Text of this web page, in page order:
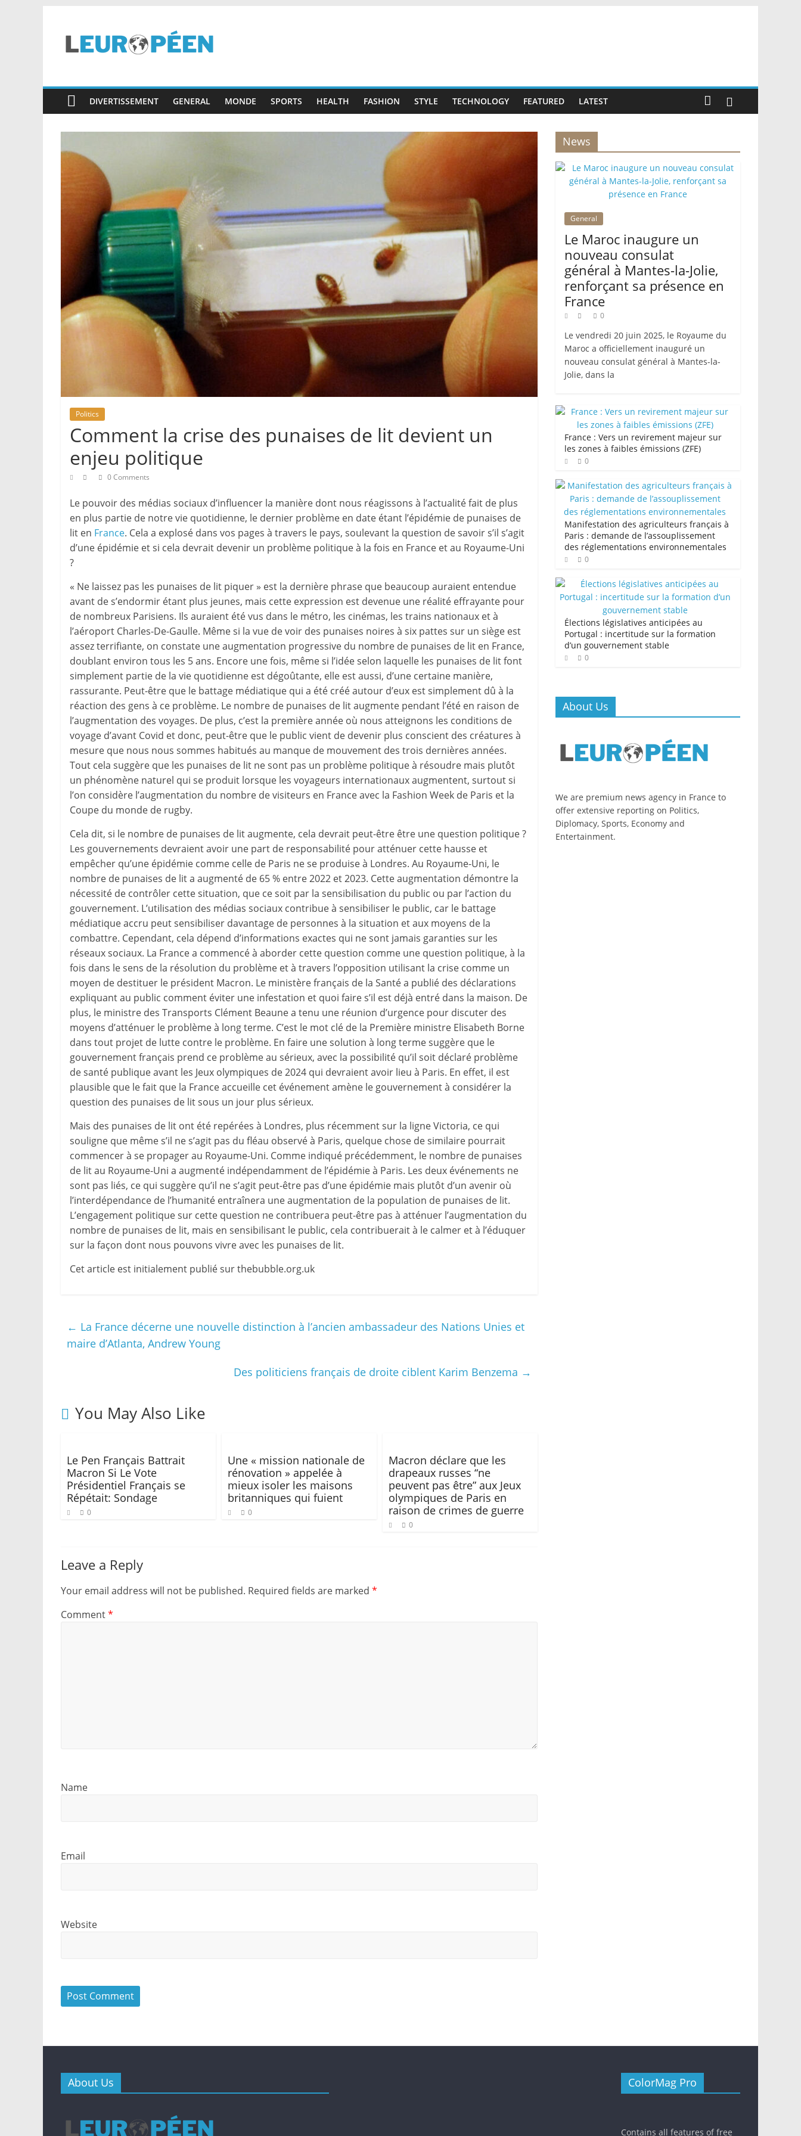
leuropéen.com
DIVERTISSEMENT GENERAL MONDE SPORTS HEALTH FASHION STYLE TECHNOLOGY FEATURED LATEST
Politics
Comment la crise des punaises de lit devient un
enjeu politique
0 Comments
Le pouvoir des médias sociaux d’influencer la manière dont nous réagissons à l’actualité fait de plus
en plus partie de notre vie quotidienne, le dernier problème en date étant l’épidémie de punaises de
lit en France. Cela a explosé dans vos pages à travers le pays, soulevant la question de savoir s’il s’agit
d’une épidémie et si cela devrait devenir un problème politique à la fois en France et au Royaume-Uni
?
« Ne laissez pas les punaises de lit piquer » est la dernière phrase que beaucoup auraient entendue
avant de s’endormir étant plus jeunes, mais cette expression est devenue une réalité effrayante pour
de nombreux Parisiens. Ils auraient été vus dans le métro, les cinémas, les trains nationaux et à
l’aéroport Charles-De-Gaulle. Même si la vue de voir des punaises noires à six pattes sur un siège est
assez terrifiante, on constate une augmentation progressive du nombre de punaises de lit en France,
doublant environ tous les 5 ans. Encore une fois, même si l’idée selon laquelle les punaises de lit font
simplement partie de la vie quotidienne est dégoûtante, elle est aussi, d’une certaine manière,
rassurante. Peut-être que le battage médiatique qui a été créé autour d’eux est simplement dû à la
réaction des gens à ce problème. Le nombre de punaises de lit augmente pendant l’été en raison de
l’augmentation des voyages. De plus, c’est la première année où nous atteignons les conditions de
voyage d’avant Covid et donc, peut-être que le public vient de devenir plus conscient des créatures à
mesure que nous nous sommes habitués au manque de mouvement des trois dernières années.
Tout cela suggère que les punaises de lit ne sont pas un problème politique à résoudre mais plutôt
un phénomène naturel qui se produit lorsque les voyageurs internationaux augmentent, surtout si
l’on considère l’augmentation du nombre de visiteurs en France avec la Fashion Week de Paris et la
Coupe du monde de rugby.
Cela dit, si le nombre de punaises de lit augmente, cela devrait peut-être être une question politique ?
Les gouvernements devraient avoir une part de responsabilité pour atténuer cette hausse et
empêcher qu’une épidémie comme celle de Paris ne se produise à Londres. Au Royaume-Uni, le
nombre de punaises de lit a augmenté de 65 % entre 2022 et 2023. Cette augmentation démontre la
nécessité de contrôler cette situation, que ce soit par la sensibilisation du public ou par l’action du
gouvernement. L’utilisation des médias sociaux contribue à sensibiliser le public, car le battage
médiatique accru peut sensibiliser davantage de personnes à la situation et aux moyens de la
combattre. Cependant, cela dépend d’informations exactes qui ne sont jamais garanties sur les
réseaux sociaux. La France a commencé à aborder cette question comme une question politique, à la
fois dans le sens de la résolution du problème et à travers l’opposition utilisant la crise comme un
moyen de destituer le président Macron. Le ministère français de la Santé a publié des déclarations
expliquant au public comment éviter une infestation et quoi faire s’il est déjà entré dans la maison. De
plus, le ministre des Transports Clément Beaune a tenu une réunion d’urgence pour discuter des
moyens d’atténuer le problème à long terme. C’est le mot clé de la Première ministre Elisabeth Borne
dans tout projet de lutte contre le problème. En faire une solution à long terme suggère que le
gouvernement français prend ce problème au sérieux, avec la possibilité qu’il soit déclaré problème
de santé publique avant les Jeux olympiques de 2024 qui devraient avoir lieu à Paris. En effet, il est
plausible que le fait que la France accueille cet événement amène le gouvernement à considérer la
question des punaises de lit sous un jour plus sérieux.
Mais des punaises de lit ont été repérées à Londres, plus récemment sur la ligne Victoria, ce qui
souligne que même s’il ne s’agit pas du fléau observé à Paris, quelque chose de similaire pourrait
commencer à se propager au Royaume-Uni. Comme indiqué précédemment, le nombre de punaises
de lit au Royaume-Uni a augmenté indépendamment de l’épidémie à Paris. Les deux événements ne
sont pas liés, ce qui suggère qu’il ne s’agit peut-être pas d’une épidémie mais plutôt d’un avenir où
l’interdépendance de l’humanité entraînera une augmentation de la population de punaises de lit.
L’engagement politique sur cette question ne contribuera peut-être pas à atténuer l’augmentation du
nombre de punaises de lit, mais en sensibilisant le public, cela contribuerait à le calmer et à l’éduquer
sur la façon dont nous pouvons vivre avec les punaises de lit.
Cet article est initialement publié sur thebubble.org.uk
← La France décerne une nouvelle distinction à l’ancien ambassadeur des Nations Unies et
maire d’Atlanta, Andrew Young
Des politiciens français de droite ciblent Karim Benzema →
You May Also Like
Le Pen Français Battrait
Macron Si Le Vote
Présidentiel Français se
Répétait: Sondage
0
Une « mission nationale de
rénovation » appelée à
mieux isoler les maisons
britanniques qui fuient
0
Macron déclare que les
drapeaux russes “ne
peuvent pas être” aux Jeux
olympiques de Paris en
raison de crimes de guerre
0
Leave a Reply
Your email address will not be published. Required fields are marked *
Comment*
Name
Email
Website
News
General
Le Maroc inaugure un
nouveau consulat
général à Mantes-la-Jolie,
renforçant sa présence en
France
0
Le vendredi 20 juin 2025, le Royaume du
Maroc a officiellement inauguré un
nouveau consulat général à Mantes-la-
Jolie, dans la
France : Vers un revirement majeur sur
les zones à faibles émissions (ZFE)
0
Manifestation des agriculteurs français à
Paris : demande de l’assouplissement
des réglementations environnementales
0
Élections législatives anticipées au
Portugal : incertitude sur la formation
d’un gouvernement stable
0
About Us
We are premium news agency in France to
offer extensive reporting on Politics,
Diplomacy, Sports, Economy and
Entertainment.
About Us ColorMag Pro
Contains all features of free